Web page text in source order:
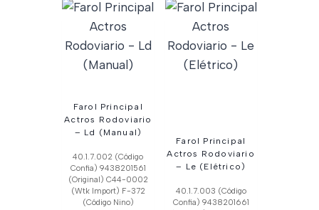
Farol Principal
Actros Rodoviario
– Ld (Manual)
40.1.7.002 (Código
Confia) 9438201561
(Original) C44-0002
(Wtk Import) F-372
(Código Nino)
Farol Principal
Actros Rodoviario
– Le (Elétrico)
40.1.7.003 (Código
Confia) 9438201661